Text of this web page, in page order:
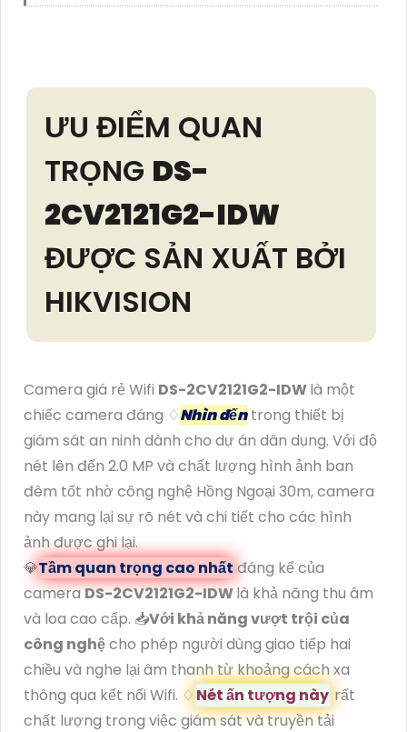
ƯU ĐIỂM QUAN
TRỌNG DS-
2CV2121G2-IDW
ĐƯỢC SẢN XUẤT BỞI
HIKVISION
Camera giá rẻ Wifi DS-2CV2121G2-IDWlà một
chiếc camera đáng ♢Nhìn đếntrong thiết bị
giám sát an ninh dành cho dự án dân dụng. Với độ
nét lên đến 2.0 MP và chất lượng hình ảnh ban
đêm tốt nhờ công nghệ Hồng Ngoại 30m, camera
này mang lại sự rõ nét và chi tiết cho các hình
ảnh được ghi lại.
💎Tầm quan trọng cao nhất đáng kể của
cameraDS-2CV2121G2-IDWlà khả năng thu âm
và loa cao cấp. 📥Với khả năng vượt trội của
công nghệcho phép người dùng giao tiếp hai
chiều và nghe lại âm thanh từ khoảng cách xa
thông qua kết nối Wifi. ♢ Nét ấn tượng này rất
chất lượng trong việc giám sát và truyền tải